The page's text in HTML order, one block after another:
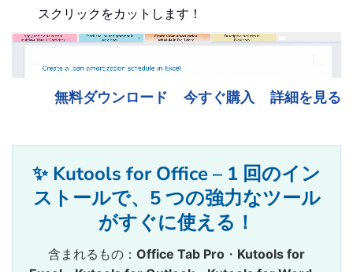
スクリックをカットします！
無料ダウンロード 今すぐ購入 詳細を見る
✨ Kutools for Office – 1 回のイン
ストールで、5 つの強力なツール
がすぐに使える！
含まれるもの： Office Tab Pro ・ Kutools for